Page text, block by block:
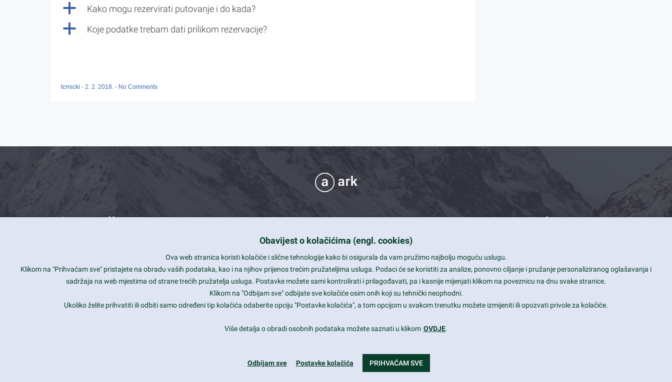
a Kako mogu rezervirati putovanje i do kada?
a Koje podatke trebam dati prilikom rezervacije?
tcrnicki - 2. 2. 2018. - No Comments
What we offer
Is your website user friendly?
Ark offers weekly stunning designs.
Why our customers love Ark?
Smart and beautiful design
Unlimited Eelements
Mobile ready
Contact Info
View, CA 94043
+1 650-253-0000
Daily: 9:00 am - 6:00 pm
Obavijest o kolačićima (engl. cookies)
Ova web stranica koristi kolačiće i slične tehnologije kako bi osigurala da vam pružimo najbolju moguću uslugu.
Klikom na "Prihvaćam sve" pristajete na obradu vaših podataka, kao i na njihov prijenos trećim pružateljima usluga. Podaci će se koristiti za analize, ponovno ciljanje i pružanje personaliziranog oglašavanja i
sadržaja na web mjestima od strane trećih pružatelja usluga. Postavke možete sami kontrolirati i prilagođavati, pa i kasnije mijenjati klikom na poveznicu na dnu svake stranice.
Klikom na "Odbijam sve" odbijate sve kolačiće osim onih koji su tehnički neophodni.
Ukoliko želite prihvatiti ili odbiti samo određeni tip kolačića odaberite opciju "Postavke kolačića", a tom opcijom u svakom trenutku možete izmijeniti ili opozvati privole za kolačiće.
Više detalja o obradi osobnih podataka možete saznati u klikom OVDJE.
Odbijam sve Postavke kolačića PRIHVAĆAM SVE